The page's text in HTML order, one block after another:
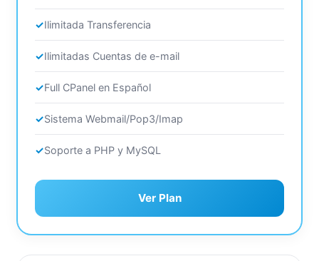
Ilimitada Transferencia
Ilimitadas Cuentas de e-mail
Full CPanel en Español
Sistema Webmail/Pop3/Imap
Soporte a PHP y MySQL
Ver Plan